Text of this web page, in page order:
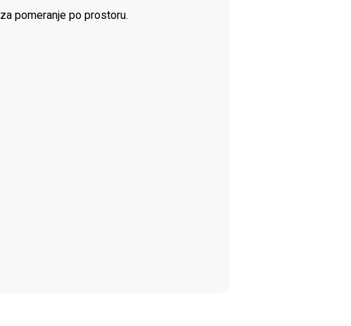
pomeranje po prostoru.